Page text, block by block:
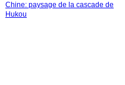
Chine: paysage de la cascade de
Hukou